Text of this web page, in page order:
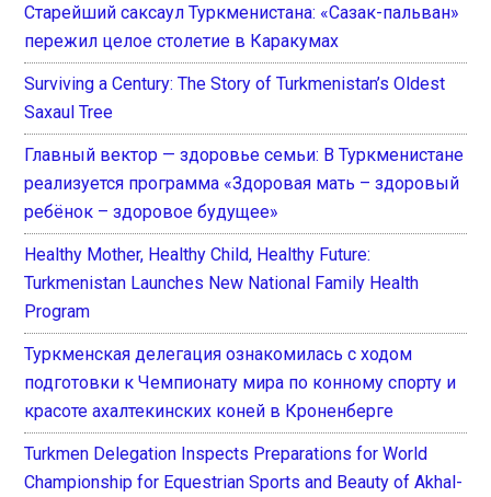
Старейший саксаул Туркменистана: «Сазак-пальван»
пережил целое столетие в Каракумах
Surviving a Century: The Story of Turkmenistan’s Oldest
Saxaul Tree
Главный вектор — здоровье семьи: В Туркменистане
реализуется программа «Здоровая мать – здоровый
ребёнок – здоровое будущее»
Healthy Mother, Healthy Child, Healthy Future:
Turkmenistan Launches New National Family Health
Program
Туркменская делегация ознакомилась с ходом
подготовки к Чемпионату мира по конному спорту и
красоте ахалтекинских коней в Кроненберге
Turkmen Delegation Inspects Preparations for World
Championship for Equestrian Sports and Beauty of Akhal-